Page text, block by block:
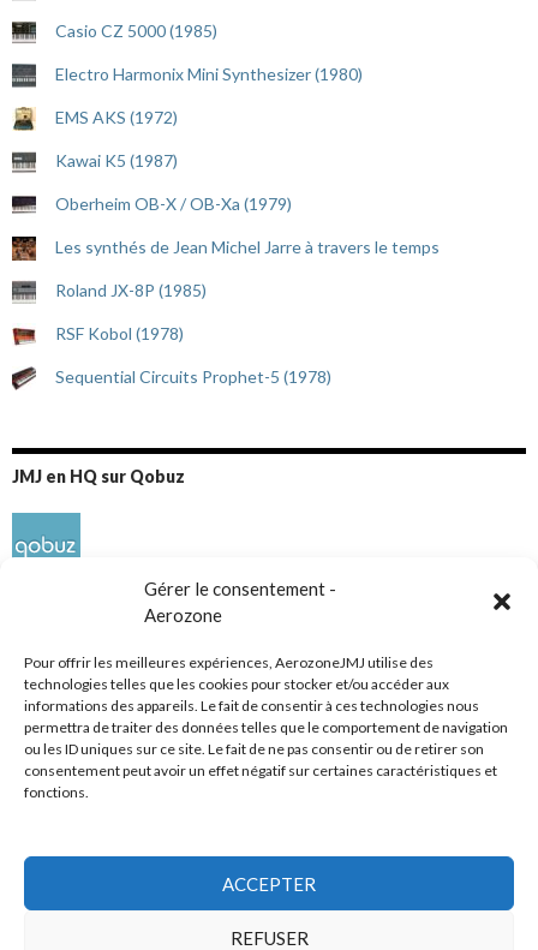
Gérer le consentement -
Aerozone
Pour offrir les meilleures expériences, AerozoneJMJ utilise des
technologies telles que les cookies pour stocker et/ou accéder aux
informations des appareils. Le fait de consentir à ces technologies nous
permettra de traiter des données telles que le comportement de navigation
ou les ID uniques sur ce site. Le fait de ne pas consentir ou de retirer son
consentement peut avoir un effet négatif sur certaines caractéristiques et
fonctions.
ACCEPTER
REFUSER
Casio CZ 5000 (1985)
Electro Harmonix Mini Synthesizer (1980)
EMS AKS (1972)
Kawai K5 (1987)
Oberheim OB-X / OB-Xa (1979)
Les synthés de Jean Michel Jarre à travers le temps
Roland JX-8P (1985)
RSF Kobol (1978)
Sequential Circuits Prophet-5 (1978)
JMJ en HQ sur Qobuz
Réseaux sociaux